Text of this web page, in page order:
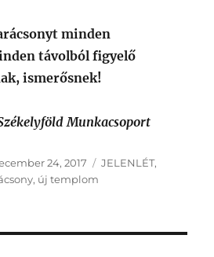
minden
távolból figyelő
ismerősnek!
Munkacsoport
24, 2017 Kategória
JELENLÉT,
, új templom